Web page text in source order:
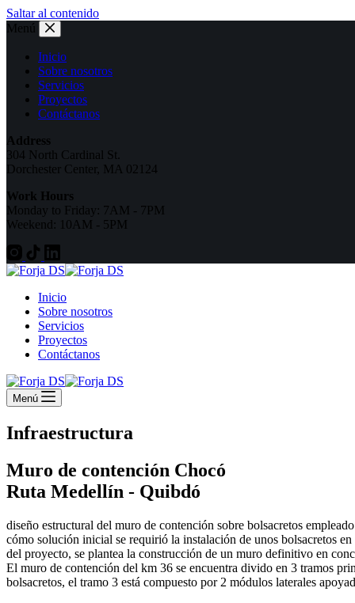
Saltar al contenido
Menú
Inicio
Sobre nosotros
Servicios
Proyectos
Contáctanos
Address
304 North Cardinal St.
Dorchester Center, MA 02124
Work Hours
Monday to Friday: 7AM - 7PM
Weekend: 10AM - 5PM
Inicio
Sobre nosotros
Servicios
Proyectos
Contáctanos
Menú
Infraestructura
Muro de contención Chocó
Ruta Medellín - Quibdó
diseño estructural del muro de contención sobre bolsacretos
cómo solución inicial se requirió la instalación de unos bolsacretos
del proyecto, se plantea la construcción de un muro definitivo en
El muro de contención del km 36 se encuentra divido en 3 tramos
bolsacretos, el tramo 3 está compuesto por 2 módulos laterales